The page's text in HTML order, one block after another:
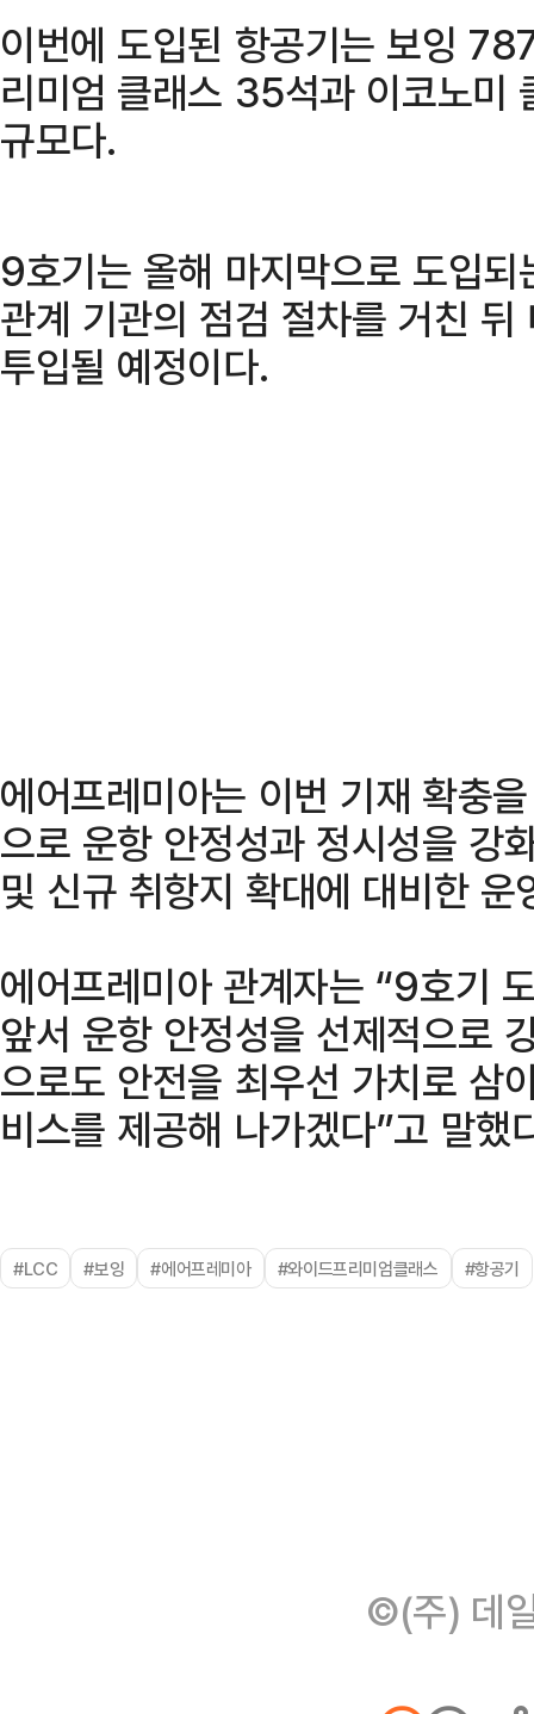
이번에 도입된 항공기는 보잉
리미엄 클래스 35석과 이코노
규모다.
9호기는 올해 마지막으로 도입
관계 기관의 점검 절차를 거친
투입될 예정이다.
에어프레미아는 이번 기재 확충
으로 운항 안정성과 정시성을 강
및 신규 취항지 확대에 대비한
에어프레미아 관계자는 “9호기
앞서 운항 안정성을 선제적으로
으로도 안전을 최우선 가치로 삼
비스를 제공해 나가겠다”고 말했
#LCC #보잉 #에어프레미아 #와이드프리미엄클래스 #항공기
©(주) 데